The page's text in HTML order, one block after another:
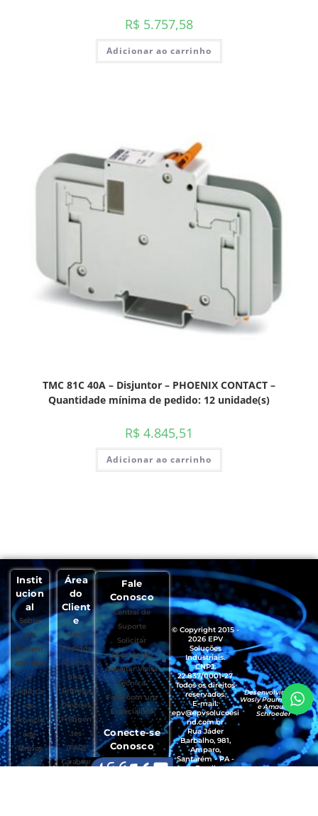
R$ 5.757,58
Adicionar ao carrinho
TMC 81C 40A – Disjuntor – PHOENIX CONTACT –
Quantidade mínima de pedido: 12 unidade(s)
R$ 4.845,51
Adicionar ao carrinho
Instit
ucion
al
Sobre
Nós
Sustent
abilidad
e
Política
de
Privacid
ade
Termos
e
Área
do
Client
e
Meus
Pedidos
Acompa
nhar
Entrega
Dúvidas
Frequen
tes
(FAQ)
Garantias
Fale
Conosco
Central de
Suporte
Solicitar
Orçamento
Solicitar Visita
Técnica
Falar com um
Especialista
Conecte-se
Conosco
© Copyright 2015 -
2026 EPV
Soluções
Industriais.
CNPJ:
22.837/0001-27
Todos os direitos
reservados.
E-mail:
epv@epvsolucoesi
nd.com.br
Rua Jáder
Barbalho, 981,
Amparo,
Santarém - PA -
Brasil
Desenvolvido por
Wasly Paumgartten
e Amaury
Schroeder